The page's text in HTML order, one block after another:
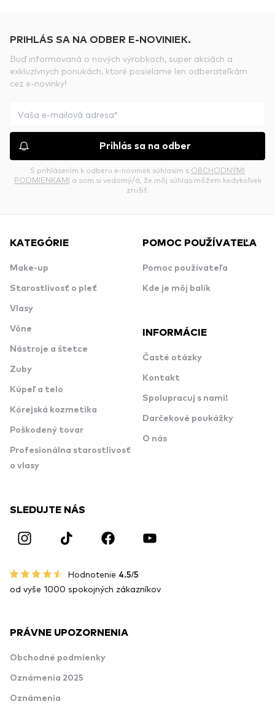
PRIHLÁS SA NA ODBER E-NOVINIEK.
Buď informovaná o nových výrobkoch, super akciách a
exkluzívnych ponukách, ktoré posielame len odberateľkám
cez e-novinky!
Prihlás sa na odber
S prihlásením k odberu e-noviniek súhlasím s OBCHODNÝMI
PODMIENKAMI a som si vedomý/á, že môj súhlas môžem kedykoľvek
zrušiť.
KATEGÓRIE
Make-up
Starostlivosť o pleť
Vlasy
Vône
Nástroje a štetce
Zuby
Kúpeľ a telo
Kórejská kozmetika
Poškodený tovar
Profesionálna starostlivosť
o vlasy
POMOC POUŽÍVATEĽA
Pomoc používateľa
Kde je môj balík
INFORMÁCIE
Časté otázky
Kontakt
Spolupracuj s nami!
Darčekové poukážky
O nás
SLEDUJTE NÁS
Hodnotenie 4.5/5
od vyše 1000 spokojných zákazníkov
PRÁVNE UPOZORNENIA
Obchodné podmienky
Oznámenia 2025
Oznámenia